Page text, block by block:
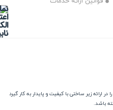
با کیفیت و پایدار به کار گیرد